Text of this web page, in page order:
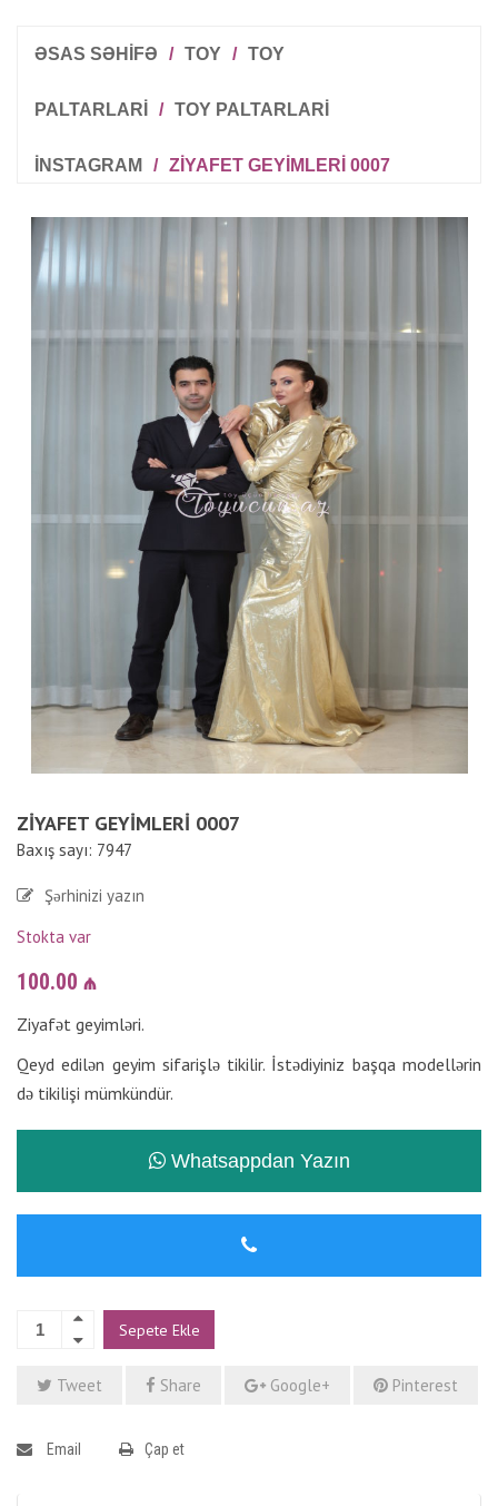
ƏSAS SƏHİFƏ / TOY / TOY
PALTARLARI / TOY PALTARLARI
INSTAGRAM / ZIYAFET GEYIMLERI 0007
ZIYAFET GEYIMLERI 0007
Baxış sayı: 7947
Şərhinizi yazın
Stokta var
100.00 ₼
Ziyafət geyimləri.
Qeyd edilən geyim sifarişlə tikilir. İstədiyiniz başqa modellərin
də tikilişi mümkündür.
Whatsappdan Yazın
Sepete Ekle
Tweet Share Google+ Pinterest
Email Çap et